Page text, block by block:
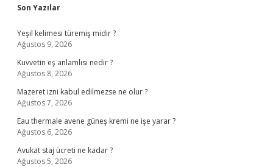
Sidebar
Son Yazılar
Yeşil kelimesi türemiş midir ?
Ağustos 9, 2026
Kuvvetin eş anlamlısı nedir ?
Ağustos 8, 2026
Mazeret izni kabul edilmezse ne olur ?
Ağustos 7, 2026
Eau thermale avene güneş kremi ne işe yarar ?
Ağustos 6, 2026
Avukat staj ücreti ne kadar ?
Ağustos 5, 2026